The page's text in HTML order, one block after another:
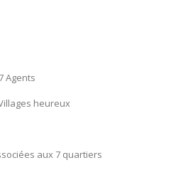
Agents
heureux
aux 7 quartiers